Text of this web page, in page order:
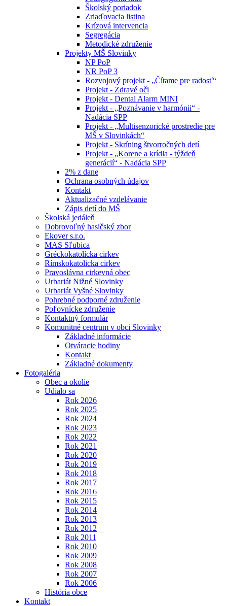
Školský poriadok
Zriaďovacia listina
Krízová intervencia
Segregácia
Metodické združenie
Projekty MŠ Slovinky
NP PoP
NR PoP 3
Rozvojový projekt - „Čítame pre radosť“
Projekt - Zdravé oči
Projekt - Dental Alarm MINI
Projekt - „Poznávanie v harmónii“ -
Nadácia SPP
Projekt - „Multisenzorické prostredie pre
MŠ v Slovinkách“
Projekt - Skríning štvorročných detí
Projekt - „Korene a krídla - týždeň
generácií“ - Nadácia SPP
2% z dane
Ochrana osobných údajov
Kontakt
Aktualizačné vzdelávanie
Zápis detí do MŠ
Školská jedáleň
Dobrovoľný hasičský zbor
Ekover s.r.o.
MAS Sľubica
Gréckokatolícka cirkev
Rímskokatolicka cirkev
Pravoslávna cirkevná obec
Urbariát Nižné Slovinky
Urbariát Vyšné Slovinky
Pohrebné podporné združenie
Poľovnícke združenie
Kontaktný formulár
Komunitné centrum v obci Slovinky
Základné informácie
Otváracie hodiny
Kontakt
Základné dokumenty
Fotogaléria
Obec a okolie
Udialo sa
Rok 2026
Rok 2025
Rok 2024
Rok 2023
Rok 2022
Rok 2021
Rok 2020
Rok 2019
Rok 2018
Rok 2017
Rok 2016
Rok 2015
Rok 2014
Rok 2013
Rok 2012
Rok 2011
Rok 2010
Rok 2009
Rok 2008
Rok 2007
Rok 2006
História obce
Kontakt